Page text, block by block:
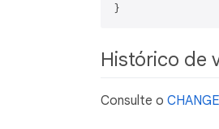
Histórico de
Consulte o